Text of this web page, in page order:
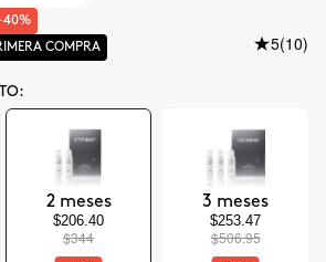
40%
COMPRA 5(10)
2 meses
$206.40
$344
3 meses
$253.47
$506.95